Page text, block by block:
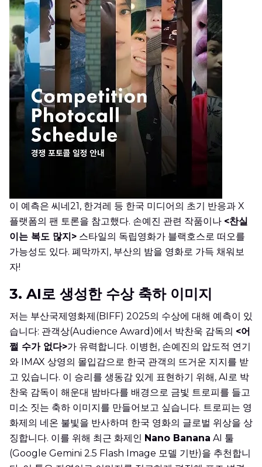
이 예측은 씨네21, 한겨레 등 한국 미디어의 초기 반응과 X
플랫폼의 팬 토론을 참고했다. 손예진 관련 작품이나 <찬실
이는 복도 많지> 스타일의 독립영화가 블랙호스로 떠오를
가능성도 있다. 폐막까지, 부산의 밤을 영화로 가득 채워보
자!
3. AI로 생성한 수상 축하 이미지
저는 부산국제영화제(BIFF) 2025의 수상에 대해 예측이 있
습니다: 관객상(Audience Award)에서 박찬욱 감독의 <어
쩔 수가 없다>가 유력합니다. 이병헌, 손예진의 압도적 연기
와 IMAX 상영의 몰입감으로 한국 관객의 뜨거운 지지를 받
고 있습니다. 이 승리를 생동감 있게 표현하기 위해, AI로 박
찬욱 감독이 해운대 밤바다를 배경으로 금빛 트로피를 들고
미소 짓는 축하 이미지를 만들어보고 싶습니다. 트로피는 영
화제의 네온 불빛을 반사하며 한국 영화의 글로벌 위상을 상
징합니다. 이를 위해 최근 화제인 Nano Banana AI 툴
(Google Gemini 2.5 Flash Image 모델 기반)을 추천합니